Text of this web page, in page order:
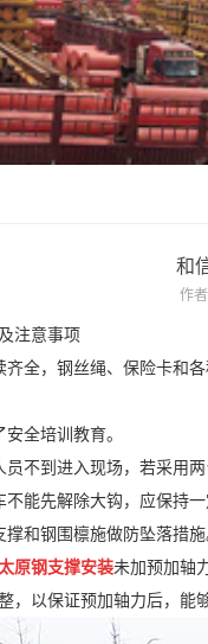
和
作者
注意事项
齐全，钢丝绳、保险卡
全培训教育。
不到进入现场，若采用
能先解除大钩，应保持
撑和钢围檩施做防坠落
原钢支撑安装未加预加轴
以保证预加轴力后，能